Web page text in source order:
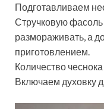
Подготавливаем
Стручковую
размораживать, а
приготовлением.
Количество
Включаем духовку